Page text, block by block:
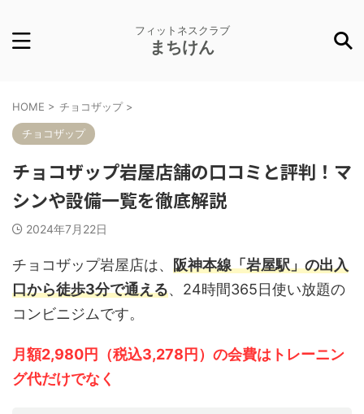
フィットネスクラブ
まちけん
HOME > チョコザップ >
チョコザップ
チョコザップ岩屋店舗の口コミと評判！マ
シンや設備一覧を徹底解説
2024年7月22日
チョコザップ岩屋店は、 阪神本線「岩屋駅」の出入
口から徒歩3分で通える、24時間365日使い放題の
コンビニジムです。
月額2,980円（税込3,278円）の会費はトレーニン
グ代だけでなく